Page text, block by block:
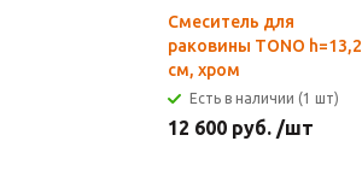
Смеситель для
раковины TONO h=13,2
см, хром
Есть в наличии (1 шт)
12 600 руб. /шт